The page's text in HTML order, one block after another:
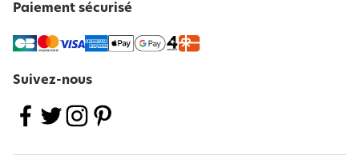
Paiement sécurisé
Suivez-nous